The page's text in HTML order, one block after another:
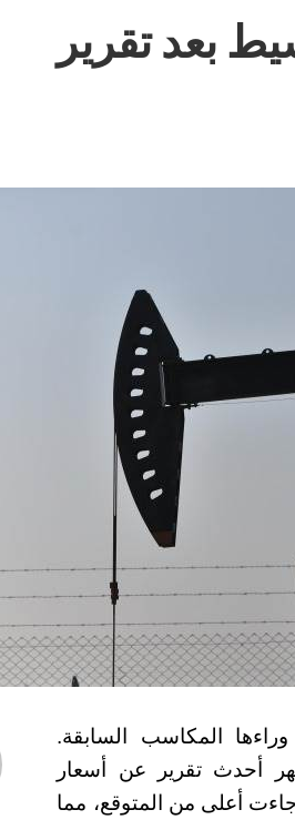
بعد تقرير
المكاسب السابقة.
بنسبة 1.7% بعد أن أظهر أحدث تقرير عن أسعار
0.5% في أبريل والتي جاءت أعلى من المتوقع، مما